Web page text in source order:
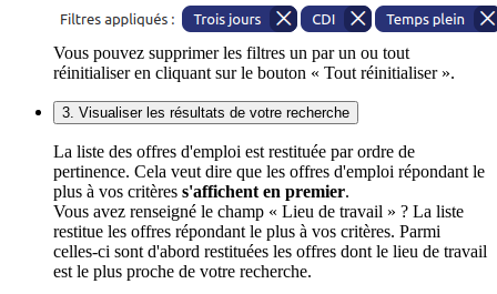
Vous pouvez supprimer les filtres un par un ou tout
réinitialiser en cliquant sur le bouton « Tout réinitialiser ».
3. Visualiser les résultats de votre recherche
La liste des offres d'emploi est restituée par ordre de
pertinence. Cela veut dire que les offres d'emploi répondant le
plus à vos critères s'affichent en premier.
Vous avez renseigné le champ « Lieu de travail » ? La liste
restitue les offres répondant le plus à vos critères. Parmi
celles-ci sont d'abord restituées les offres dont le lieu de travail
est le plus proche de votre recherche.